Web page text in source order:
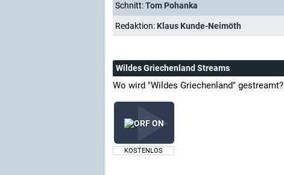
Schnitt:Tom Pohanka
Redaktion: Klaus Kunde-Neimöth
Wildes Griechenland Streams
Wo wird "Wildes Griechenland" gestreamt?
KOSTENLOS